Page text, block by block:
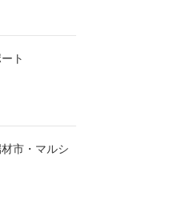
ト
市・マルシ